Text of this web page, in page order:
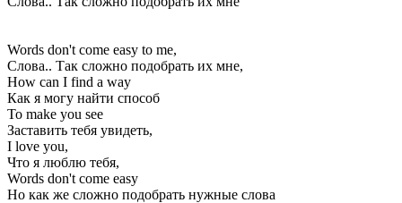
Words don't come easy to me,
Слова.. Так сложно подобрать их мне,
How can I find a way
Как я могу найти способ
To make you see
Заставить тебя увидеть,
I love you,
Что я люблю тебя,
Words don't come easy
Но как же сложно подобрать нужные слова